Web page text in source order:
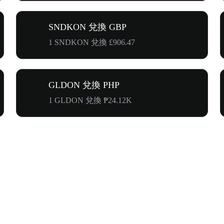
SNDKON 兌換 GBP
1 SNDKON 兌換 £906.47
GLDON 兌換 PHP
1 GLDON 兌換 ₱24.12K